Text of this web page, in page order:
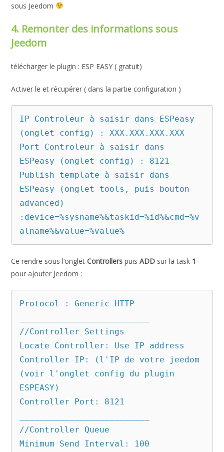
sous Jeedom
4. Remonter des informations sous
Jeedom
télécharger le plugin : ESP EASY ( gratuit)
Activer le et récupérer ( dans la partie configuration )
IP Controleur à saisir dans ESPeasy
(onglet config) : XXX.XXX.XXX.XXX
Port Controleur à saisir dans
ESPeasy (onglet config) : 8121
Publish template à saisir dans
ESPeasy (onglet tools, puis bouton
advanced)
:device=%sysname%&taskid=%id%&cmd=%v
alname%&value=%value%
Ce rendre sous l’ongletControllers puisADD sur la task 1
pour ajouter Jeedom :
Protocol : Generic HTTP
//Controller Settings
Locate Controller: Use IP address
Controller IP: (l'IP de votre jeedom
(voir l'onglet config du plugin
ESPEASY)
Controller Port: 8121
//Controller Queue
Minimum Send Interval: 100